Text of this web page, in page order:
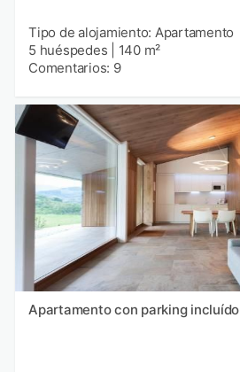
Tipo de alojamiento: Apartamento
5 huéspedes
140 m²
Comentarios: 9
Apartamento con parking incluído